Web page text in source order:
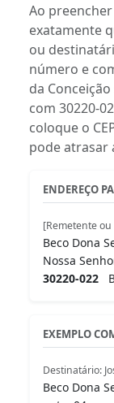
Ao
exatamente
ou
número e
da
com 30220-
coloque o
pode atrasar
ENDEREÇO
[Remetente
Beco Dona
Nossa
30220-022
EXEMPLO
Destinatário:
Beco Dona